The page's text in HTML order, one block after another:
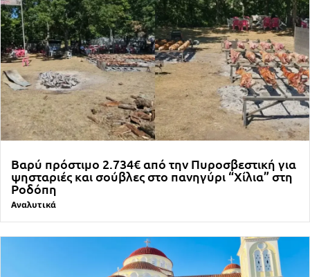
Βαρύ πρόστιμο 2.734€ από την Πυροσβεστική για
ψησταριές και σούβλες στο πανηγύρι “Χίλια” στη
Ροδόπη
Αναλυτικά